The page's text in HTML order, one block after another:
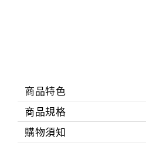
商品特色
商品規格
購物須知